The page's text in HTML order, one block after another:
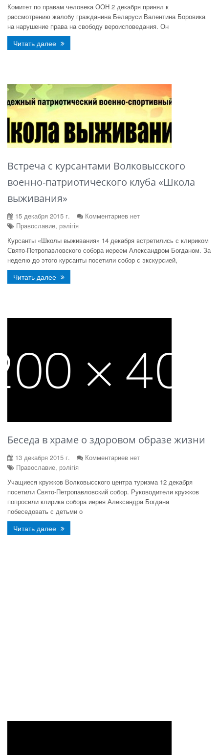
Комитет по правам человека ООН 2 декабря принял к
рассмотрению жалобу гражданина Беларуси Валентина Боровика
на нарушение права на свободу вероисповедания. Он
Читать далее
Встреча с курсантами Волковысского
военно-патриотического клуба «Школа
выживания»
15 декабря 2015 г.
Комментариев нет
Православие, рэлігія
Курсанты «Школы выживания» 14 декабря встретились с клириком
Свято-Петропавловского собора иереем Александром Богданом. За
неделю до этого курсанты посетили собор с экскурсией,
Читать далее
Беседа в храме о здоровом образе жизни
13 декабря 2015 г.
Комментариев нет
Православие, рэлігія
Учащиеся кружков Волковысского центра туризма 12 декабря
посетили Свято-Петропавловский собор. Руководители кружков
попросили клирика собора иерея Александра Богдана
побеседовать с детьми о
Читать далее